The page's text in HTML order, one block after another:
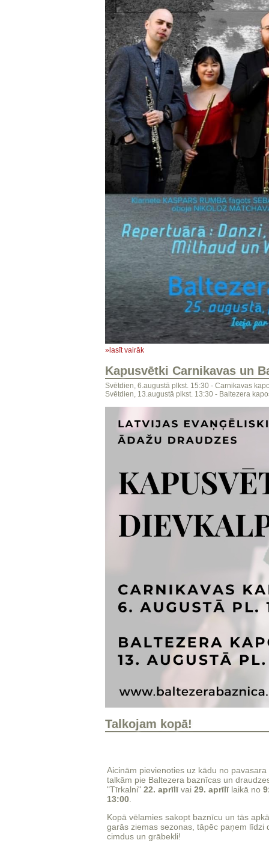
»lasīt vairāk
Kapusvētki Carnikavas un
Svētdien, 6.augustā plkst. 15:30 - Carnikavas
Svētdien, 13.augustā plkst. 13:30 - Baltezera
Talkojam kopā!
Aicinām pievienoties uz kādu no pavasara
talkām pie Baltezera baznīcas un
"Tīrkalni" 22. aprīlī vai 29. aprīlī laikā no
13:00
Kopā vēlamies sakopt baznīcu un tās
garās ziemas sezonas, tāpēc paņem līdzi
cimdus un grābekli!